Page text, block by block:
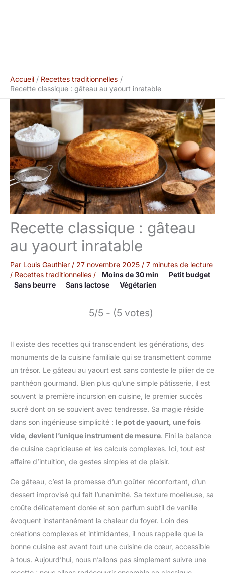
Accueil
Recettes traditionnelles
Recette classique : gâteau au yaourt inratable
Recette classique : gâteau
au yaourt inratable
Par Louis Gauthier / 27 novembre 2025 / 7 minutes de lecture
/ Recettes traditionnelles / Moins de 30 min
Petit budget
Sans beurre
Sans lactose Végétarien
5/5 - (5 votes)
Il existe des recettes qui transcendent les générations, des
monuments de la cuisine familiale qui se transmettent comme
un trésor. Le gâteau au yaourt est sans conteste le pilier de ce
panthéon gourmand. Bien plus qu’une simple pâtisserie, il est
souvent la première incursion en cuisine, le premier succès
sucré dont on se souvient avec tendresse. Sa magie réside
dans son ingénieuse simplicité : le pot de yaourt, une fois
vide, devient l’unique instrument de mesure. Fini la balance
de cuisine capricieuse et les calculs complexes. Ici, tout est
affaire d’intuition, de gestes simples et de plaisir.
Ce gâteau, c’est la promesse d’un goûter réconfortant, d’un
dessert improvisé qui fait l’unanimité. Sa texture moelleuse, sa
croûte délicatement dorée et son parfum subtil de vanille
évoquent instantanément la chaleur du foyer. Loin des
créations complexes et intimidantes, il nous rappelle que la
bonne cuisine est avant tout une cuisine de cœur, accessible
à tous. Aujourd’hui, nous n’allons pas simplement suivre une